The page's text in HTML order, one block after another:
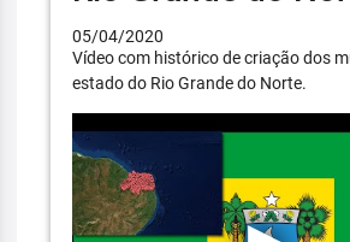
05/04/2020
Vídeo com histórico de criação dos
estado do Rio Grande do Norte.